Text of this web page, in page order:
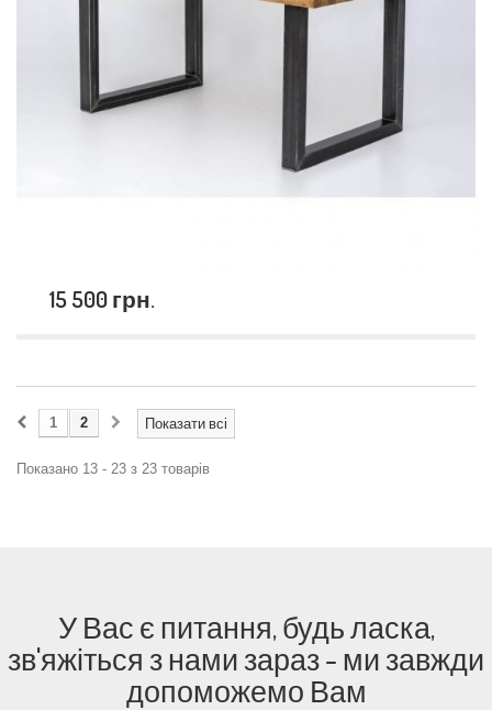
15 500 грн.
Показати всі
1 2
Показано 13 - 23 з 23 товарів
У Вас є питання, будь ласка,
зв'яжіться з нами зараз - ми завжди
допоможемо Вам